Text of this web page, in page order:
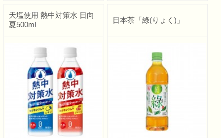
天塩使用 熱中対策水 日向
夏500ml
日本茶「綠(りょく)」